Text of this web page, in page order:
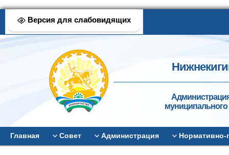
Версия для слабовидящих
муниципального
Главная Совет Администрация